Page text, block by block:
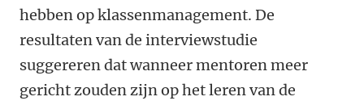
hebben op klassenmanagement. De
resultaten van de interviewstudie
suggereren dat wanneer mentoren meer
gericht zouden zijn op het leren van de